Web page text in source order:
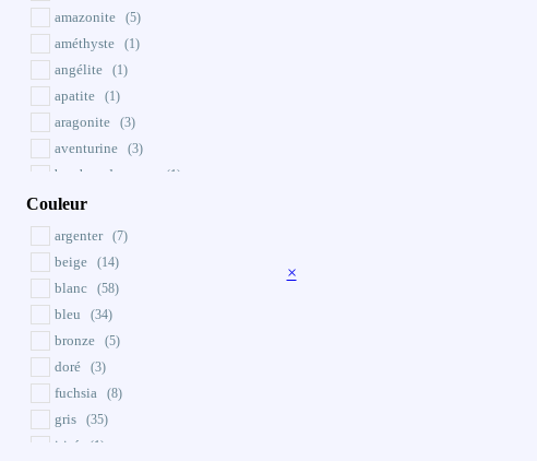
amazonite (5)
améthyste (1)
angélite (1)
apatite (1)
aragonite (3)
aventurine (3)
bambou des mers (1)
bronzite
(1)
(2)
Couleur
argenter (7)
beige (14)
blanc (58)
bleu (34)
bronze (5)
doré (3)
fuchsia (8)
gris (35)
irisé (1)
×